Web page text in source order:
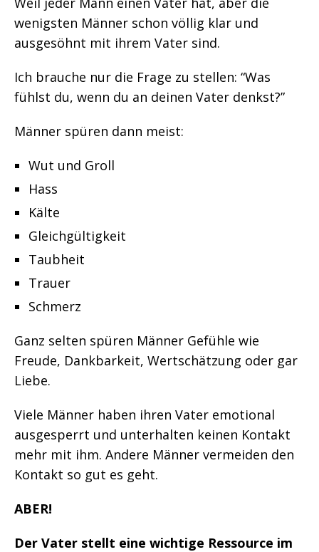
wenigsten Männer schon völlig klar und
ausgesöhnt mit ihrem Vater sind.
Ich brauche nur die Frage zu stellen: “Was
fühlst du, wenn du an deinen Vater denkst?”
Männer spüren dann meist:
Wut und Groll
Hass
Kälte
Gleichgültigkeit
Taubheit
Trauer
Schmerz
Ganz selten spüren Männer Gefühle wie
Freude, Dankbarkeit, Wertschätzung oder gar
Liebe.
Viele Männer haben ihren Vater emotional
ausgesperrt und unterhalten keinen Kontakt
mehr mit ihm. Andere Männer vermeiden den
Kontakt so gut es geht.
ABER!
Der Vater stellt eine wichtige Ressource im